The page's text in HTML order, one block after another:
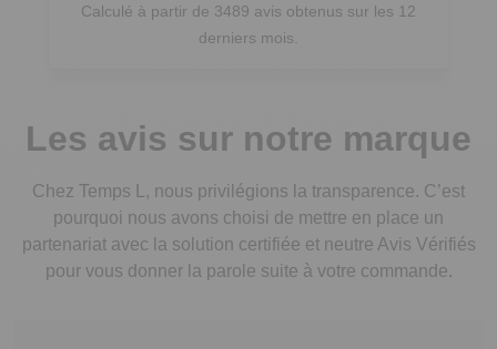
Calculé à partir de 3489 avis obtenus sur les 12
derniers mois.
Les avis sur notre marque
Chez Temps L
, nous privilégions la transparence. C’est
pourquoi nous avons choisi de mettre en place un
partenariat avec la solution certifiée et neutre Avis Vérifiés
pour vous donner la parole suite à votre commande.